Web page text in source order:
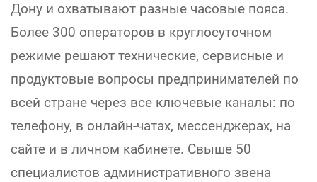
Дону и охватывают разные часовые пояса.
Более 300 операторов в круглосуточном
режиме решают технические, сервисные и
продуктовые вопросы предпринимателей по
всей стране через все ключевые каналы: по
телефону, в онлайн-чатах, мессенджерах, на
сайте и в личном кабинете. Свыше 50
специалистов административного звена